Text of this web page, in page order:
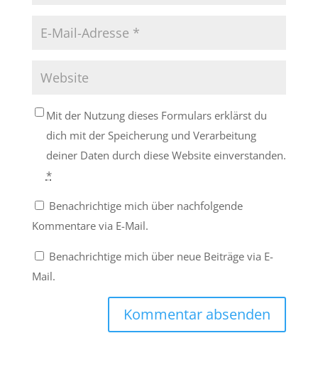
Mit der Nutzung dieses Formulars erklärst du
dich mit der Speicherung und Verarbeitung
deiner Daten durch diese Website einverstanden.
*
Benachrichtige mich über nachfolgende
Kommentare via E-Mail.
Benachrichtige mich über neue Beiträge via E-
Mail.